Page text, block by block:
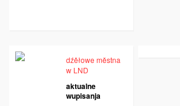
dźěłowe městna
w LND
aktualne
wupisanja